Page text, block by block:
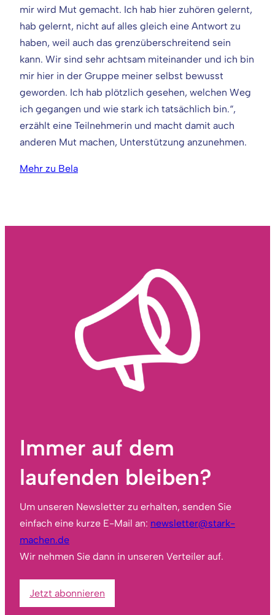
mir wird Mut gemacht. Ich hab hier zuhören gelernt,
hab gelernt, nicht auf alles gleich eine Antwort zu
haben, weil auch das grenzüberschreitend sein
kann. Wir sind sehr achtsam miteinander und ich bin
mir hier in der Gruppe meiner selbst bewusst
geworden. Ich hab plötzlich gesehen, welchen Weg
ich gegangen und wie stark ich tatsächlich bin.“,
erzählt eine Teilnehmerin und macht damit auch
anderen Mut machen, Unterstützung anzunehmen.
Mehr zu Bela
Immer auf dem
laufenden bleiben?
Um unseren Newsletter zu erhalten, senden Sie
einfach eine kurze E-Mail an: newsletter@stark-
machen.de
Wir nehmen Sie dann in unseren Verteiler auf.
Jetzt abonnieren